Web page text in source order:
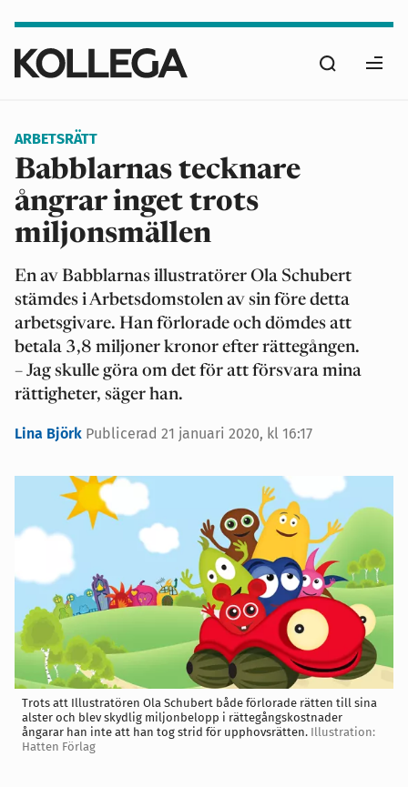
huvudinnehåll
Sök
ARBETSRÄTT
Babblarnas tecknare
ångrar inget trots
miljonsmällen
En av Babblarnas illustratörer Ola Schubert
stämdes i Arbetsdomstolen av sin före detta
arbetsgivare. Han förlorade och dömdes att
betala 3,8 miljoner kronor efter rättegången.
– Jag skulle göra om det för att försvara mina
rättigheter, säger han.
Lina Björk Publicerad 21 januari 2020, kl 16:17
Trots att Illustratören Ola Schubert både förlorade rätten till sina
alster och blev skydlig miljonbelopp i rättegångskostnader
ångarar han inte att han tog strid för upphovsrätten. Illustration:
Hatten Förlag